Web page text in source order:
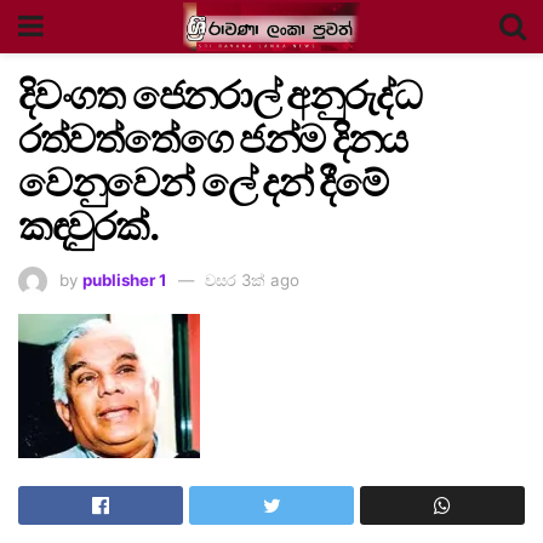
දිවංගත ජෙනරාල් අනුරුද්ධ
රත්වත්තේගෙ ජන්ම දිනය
වෙනුවෙන් ලේ දන් දීමේ
කඳවුරක්.
by publisher 1 වසර 3ක් ago